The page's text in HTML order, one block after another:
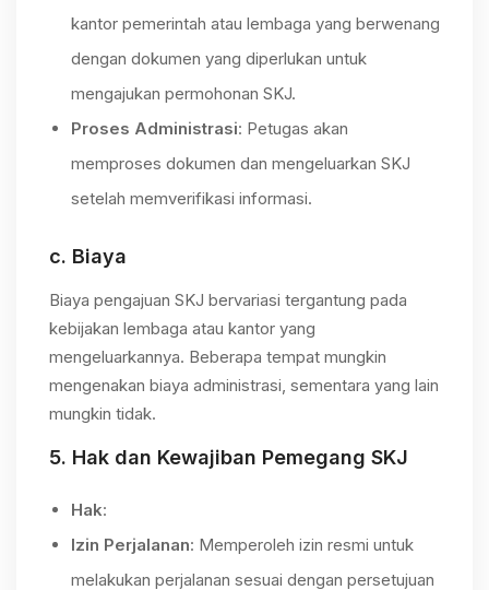
kantor pemerintah atau lembaga yang berwenang
dengan dokumen yang diperlukan untuk
mengajukan permohonan SKJ.
Proses Administrasi: Petugas akan
memproses dokumen dan mengeluarkan SKJ
setelah memverifikasi informasi.
c. Biaya
Biaya pengajuan SKJ bervariasi tergantung pada
kebijakan lembaga atau kantor yang
mengeluarkannya. Beberapa tempat mungkin
mengenakan biaya administrasi, sementara yang lain
mungkin tidak.
5. Hak dan Kewajiban Pemegang SKJ
Hak:
Izin Perjalanan: Memperoleh izin resmi untuk
melakukan perjalanan sesuai dengan persetujuan